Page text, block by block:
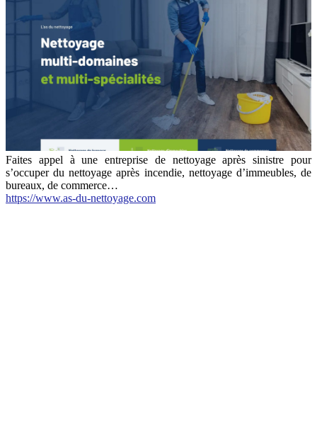
Faites appel à une entreprise de nettoyage après sinistre pour
s’occuper du nettoyage après incendie, nettoyage d’immeubles, de
bureaux, de commerce…
https://www.as-du-nettoyage.com